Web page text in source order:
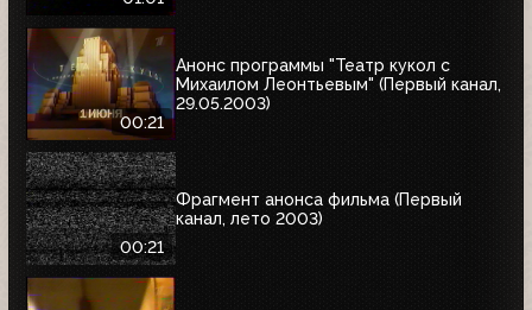
00:21
Анонс программы "Театр кукол с
Михаилом Леонтьевым" (Первый канал,
29.05.2003)
00:21
Фрагмент анонса фильма (Первый
канал, лето 2003)